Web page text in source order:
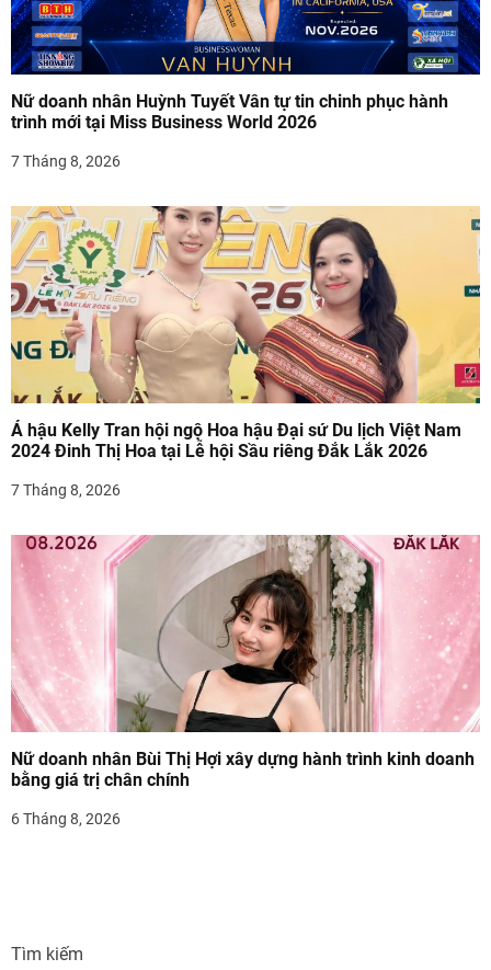
à
i
v
i
t
Nữ doanh nhân Huỳnh Tuyết Vân tự tin chinh phục hành
trình mới tại Miss Business World 2026
7 Tháng 8, 2026
Á hậu Kelly Tran hội ngộ Hoa hậu Đại sứ Du lịch Việt Nam
2024 Đinh Thị Hoa tại Lễ hội Sầu riêng Đắk Lắk 2026
7 Tháng 8, 2026
Nữ doanh nhân Bùi Thị Hợi xây dựng hành trình kinh doanh
bằng giá trị chân chính
6 Tháng 8, 2026
Tìm kiếm